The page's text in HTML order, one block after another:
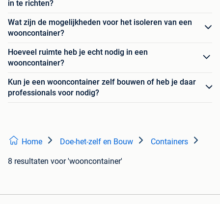
in te richten?
Wat zijn de mogelijkheden voor het isoleren van een
wooncontainer?
Hoeveel ruimte heb je echt nodig in een
wooncontainer?
Kun je een wooncontainer zelf bouwen of heb je daar
professionals voor nodig?
Home Doe-het-zelf en Bouw Containers
8 resultaten voor 'wooncontainer'